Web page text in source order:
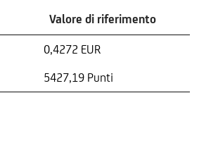
Valore di riferimento
0,4272 EUR
5427,19 Punti